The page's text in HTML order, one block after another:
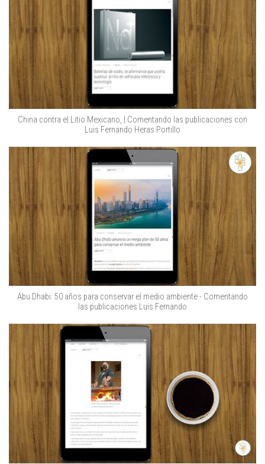
China contra el Litio Mexicano, | Comentando las publicaciones con
Luis Fernando Heras Portillo
Abu Dhabi: 50 años para conservar el medio ambiente - Comentando
las publicaciones Luis Fernando